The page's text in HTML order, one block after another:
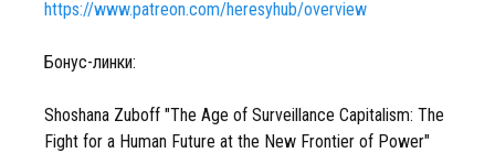
https://www.patreon.com/heresyhub/overview
Бонус-линки:
Shoshana Zuboff "The Age of Surveillance Capitalism: The
Fight for a Human Future at the New Frontier of Power"